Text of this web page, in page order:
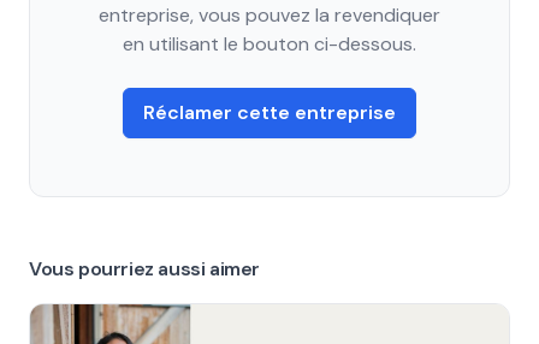
entreprise, vous pouvez la revendiquer
en utilisant le bouton ci-dessous.
Réclamer cette entreprise
Vous pourriez aussi aimer